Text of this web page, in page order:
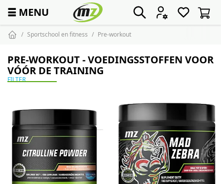
☰ MENU
Sportschool en fitness Pre-workout
PRE-WORKOUT - VOEDINGSSTOFFEN VOOR
VÓÓR DE TRAINING
FILTER